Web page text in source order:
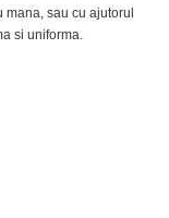
mana, sau cu ajutorul
si uniforma.